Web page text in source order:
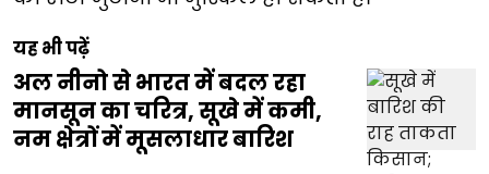
यह भी पढ़ें
अल नीनो से भारत में बदल रहा
मानसून का चरित्र, सूखे में कमी,
नम क्षेत्रों में मूसलाधार बारिश